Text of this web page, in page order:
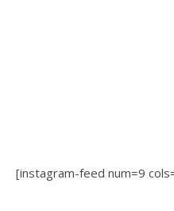
[instagram-feed num=9